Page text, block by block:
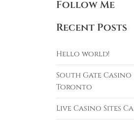
Follow Me
Recent Posts
Hello world!
South Gate Casino
Toronto
Live Casino Sites Ca